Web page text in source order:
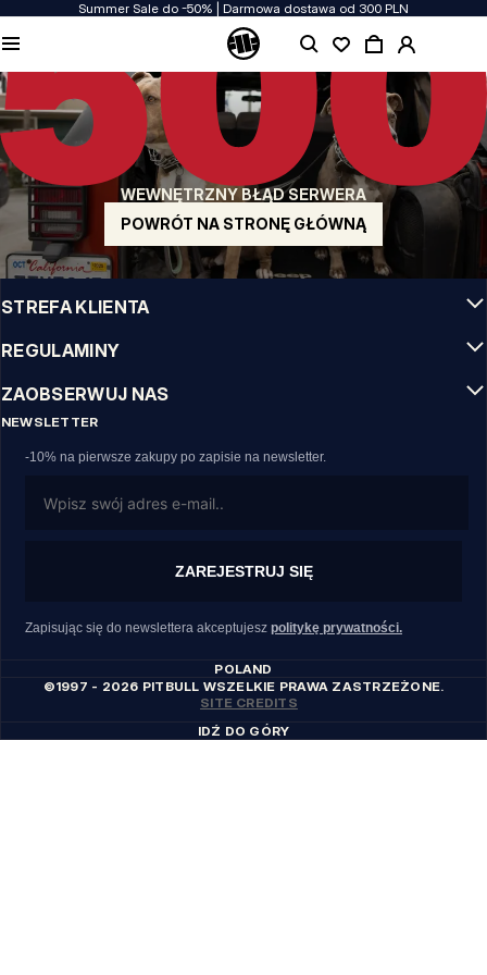
Summer Sale do -50% | Darmowa dostawa od 300 PLN
WEWNĘTRZNY BŁĄD SERWERA
POWRÓT NA STRONĘ GŁÓWNĄ
JAKOŚĆ TO DLA NAS PRIORYTET
Naszą odzież produkujemy z pasją! Nie idziemy na kompromis w kwestiach
wytrzymałości, długowieczności materiałów i dbałości o detal.
US ORIGIN
Nasze korzenie sięgają San Diego z poczatku lat 90-tych XX wieku. Nasz styl jest
surowy, autentyczny i stanowczy.
MARKA Z CHARAKTEREM
Nasze kolekcje wybierają sportowcy, fighterzy i uparci indywidualiści.
INFO
STREFA KLIENTA
REGULAMINY
ZAOBSERWUJ NAS
NEWSLETTER
-10% na pierwsze zakupy po zapisie na newsletter.
ZAREJESTRUJ SIĘ
Zapisując się do newslettera akceptujesz politykę prywatności.
POLAND
©1997 - 2026 PITBULL WSZELKIE PRAWA ZASTRZEŻONE.
SITE CREDITS
IDŹ DO GÓRY